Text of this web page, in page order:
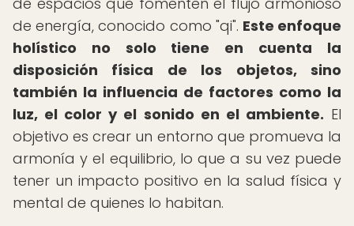
de energía, conocido como "qi". Este enfoque
holístico no solo tiene en cuenta la
disposición física de los objetos, sino
también la influencia de factores como la
luz, el color y el sonido en el ambiente. El
objetivo es crear un entorno que promueva la
armonía y el equilibrio, lo que a su vez puede
tener un impacto positivo en la salud física y
mental de quienes lo habitan.